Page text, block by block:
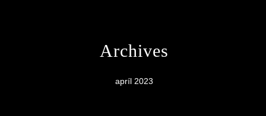
Archives
apríl 2023